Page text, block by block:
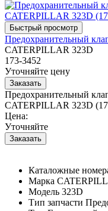
Предохранительный
CATERPILLAR 323D
173-3452
Уточняйте цену
Предохранительный
CATERPILLAR 323D
Цена:
Уточняйте
Каталожные
Марка
Модель 323D
Тип запчасти